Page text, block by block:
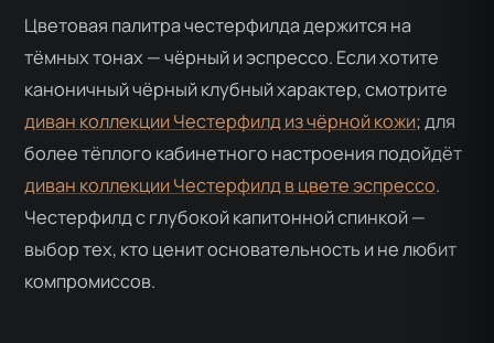
Цветовая палитра честерфилда держится на
тёмных тонах — чёрный и эспрессо. Если хотите
каноничный чёрный клубный характер, смотрите
диван коллекции Честерфилд из чёрной кожи; для
более тёплого кабинетного настроения подойдёт
диван коллекции Честерфилд в цвете эспрессо.
Честерфилд с глубокой капитонной спинкой —
выбор тех, кто ценит основательность и не любит
компромиссов.